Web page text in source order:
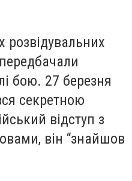
розвідувальних
бою. 27 березня
секретною
відступ з
він “знайшов